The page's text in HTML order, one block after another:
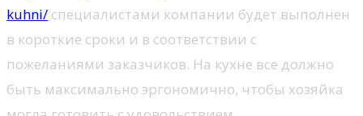
kuhni/ специалистами компании будет выполнен
в короткие сроки и в соответствии с
пожеланиями заказчиков. На кухне все должно
быть максимально эргономично, чтобы хозяйка